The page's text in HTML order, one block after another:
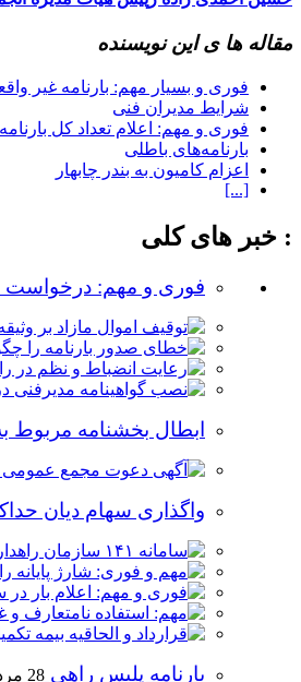
مقاله ها ى اين نويسنده
فوری و بسیار مهم: بارنامه غیر
شرایط مدیران فنی
فوری و مهم: اعلام تعداد کل
بارنامه‌های باطلی
اعزام کامیون به بندر چابهار
[...]
: خبر هاى كلى
فوری و مهم:‌ درخواست اصلاح
ابطال بخشنامه مربوط
واگذاری سهام دیان حداکثر
بارنامه پلیس راهی 28 مرداد 1404